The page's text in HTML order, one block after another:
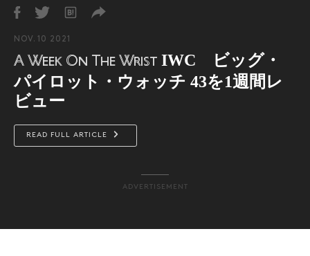
NOV. 10 2021
A Week On The Wrist IWC ビッグ・
パイロット・ウォッチ 43を1週間レ
ビュー
READ FULL ARTICLE
ADVERTISEMENT